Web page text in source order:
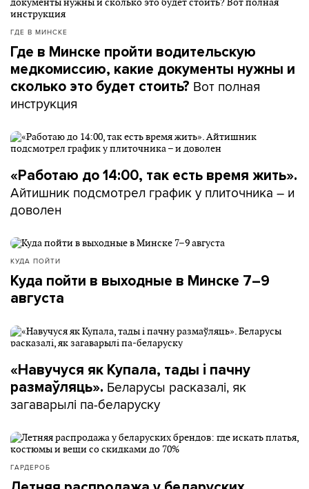
ГДЕ В МИНСКЕ
Где в Минске пройти водительскую
медкомиссию, какие документы нужны и
сколько это будет стоить? Вот полная
инструкция
«Работаю до 14:00, так есть время жить».
Айтишник подсмотрел график у плиточника – и
доволен
КУДА ПОЙТИ
Куда пойти в выходные в Минске 7–9
августа
«Навучуся як Купала, тады і пачну
размаўляць». Беларусы расказалі, як
загаварылі па-беларуску
ГАРДЕРОБ